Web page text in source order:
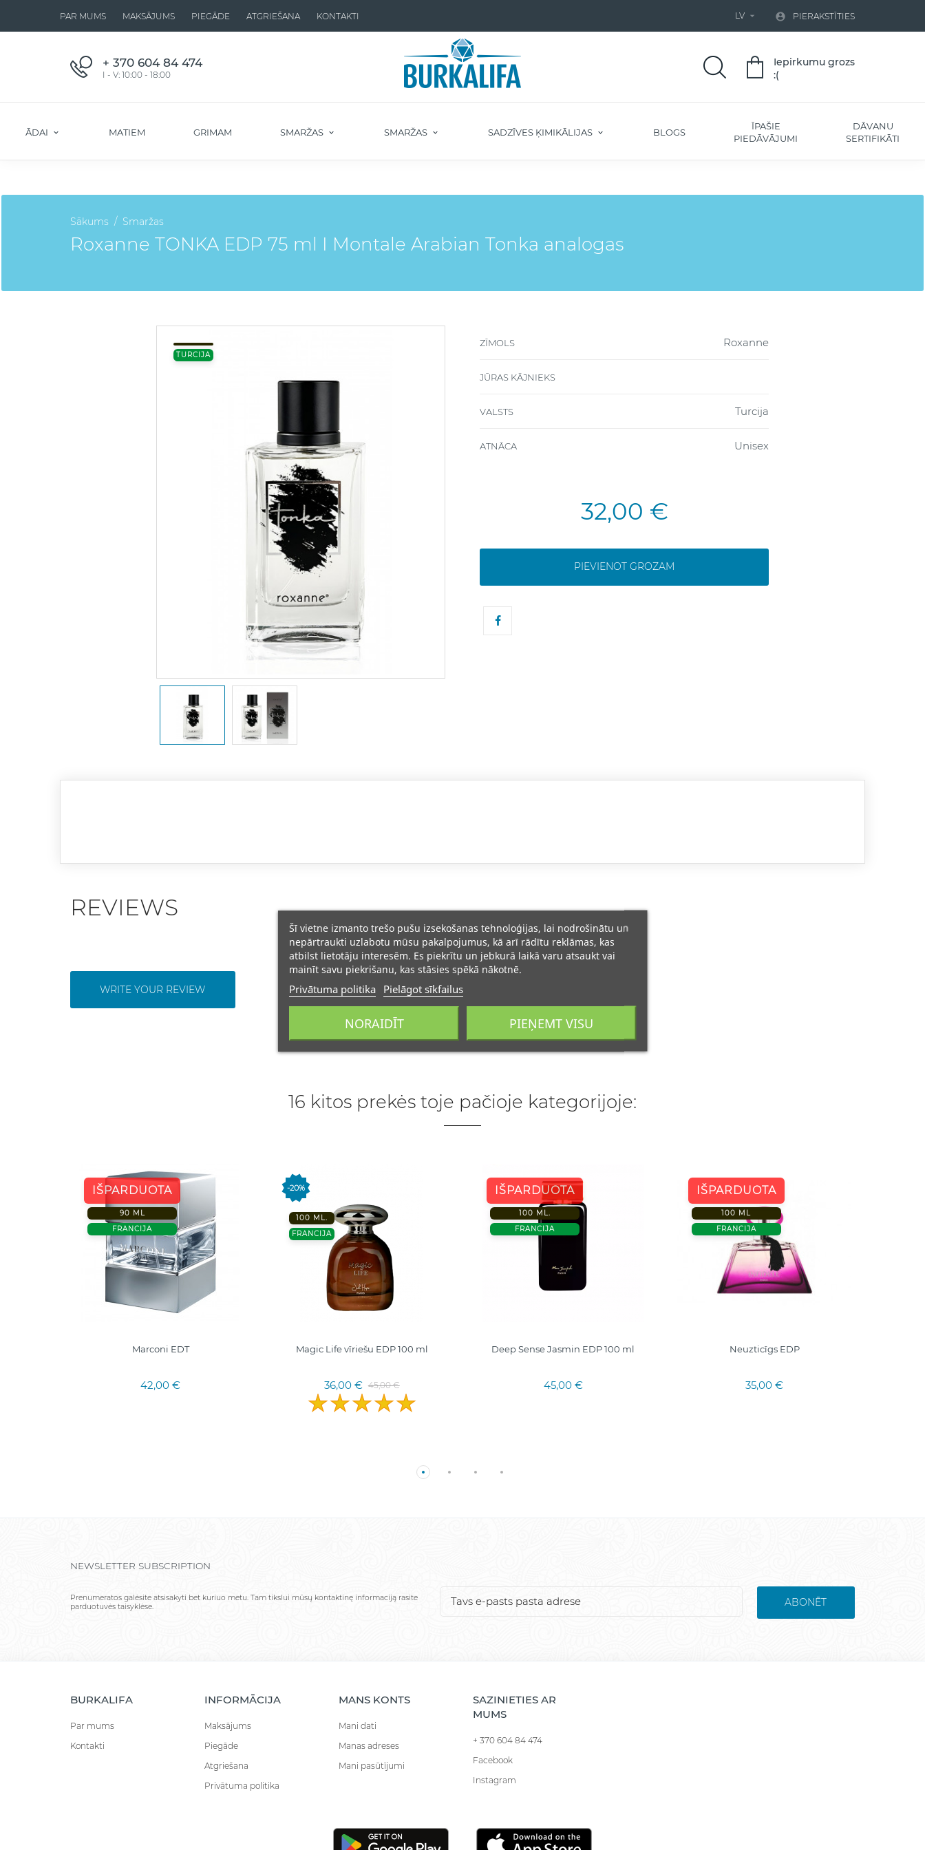
PAR MUMS MAKSĀJUMS PIEGĀDE ATGRIEŠANA KONTAKTI LV   PIERAKSTĪTIES
+ 370 604 84 474
I - V: 10:00 - 18:00
Iepirkumu grozs
:(
ĀDAI MATIEM GRIMAM SMARŽAS SMARŽAS SADZĪVES ĶIMIKĀLIJAS BLOGS
ĪPAŠIE
PIEDĀVĀJUMI
DĀVANU
SERTIFIKĀTI
Sākums Smaržas
Roxanne TONKA EDP 75 ml I Montale Arabian Tonka analogas
TURCIJA
ZĪMOLS Roxanne
JŪRAS KĀJNIEKS
VALSTS Turcija
ATNĀCA Unisex
32,00 €
PIEVIENOT GROZAM
REVIEWS
WRITE YOUR REVIEW
16 kitos prekės toje pačioje kategorijoje:
IŠPARDUOTA
90 ML
FRANCIJA
Marconi EDT
42,00 €
-20%
100 ML.
FRANCIJA
Magic Life vīriešu EDP 100 ml
36,00 € 45,00 €
IŠPARDUOTA
100 ML.
FRANCIJA
Deep Sense Jasmin EDP 100 ml
45,00 €
IŠPARDUOTA
100 ML
FRANCIJA
Neuzticīgs EDP
35,00 €
NEWSLETTER SUBSCRIPTION
Prenumeratos galėsite atsisakyti bet kuriuo metu. Tam tikslui mūsų kontaktinę informaciją rasite
parduotuvės taisyklėse.
ABONĒT
BURKALIFA
Par mums
Kontakti
INFORMĀCIJA
Maksājums
Piegāde
Atgriešana
Privātuma politika
MANS KONTS
Mani dati
Manas adreses
Mani pasūtījumi
SAZINIETIES AR
MUMS
+ 370 604 84 474
Facebook
Instagram
Šī vietne izmanto trešo pušu izsekošanas tehnoloģijas, lai nodrošinātu un
nepārtraukti uzlabotu mūsu pakalpojumus, kā arī rādītu reklāmas, kas
atbilst lietotāju interesēm. Es piekrītu un jebkurā laikā varu atsaukt vai
mainīt savu piekrišanu, kas stāsies spēkā nākotnē.
Privātuma politika Pielāgot sīkfailus
NORAIDĪT PIEŅEMT VISU